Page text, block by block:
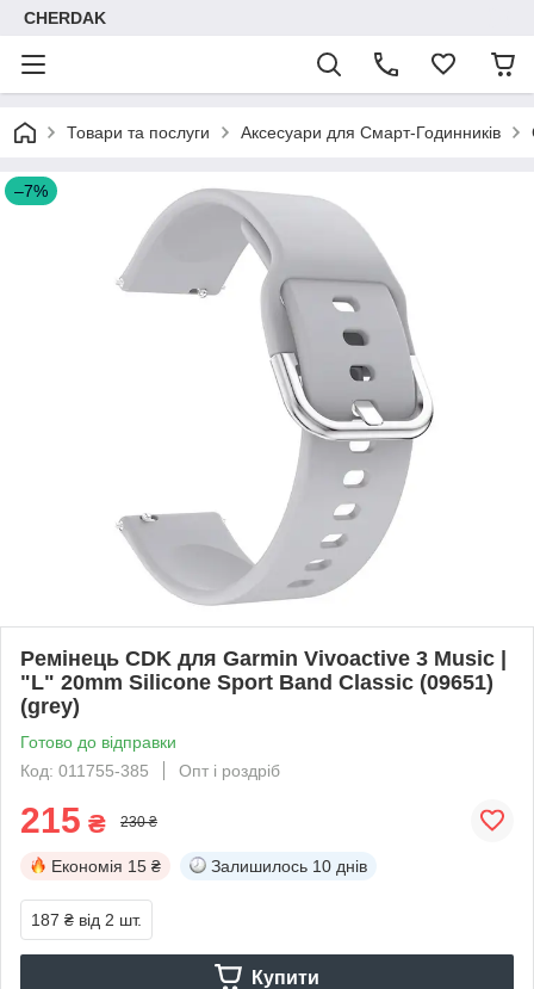
CHERDAK
Товари та послуги Аксесуари для Смарт-Годинників
–7%
Ремінець CDK для Garmin Vivoactive 3 Music |
"L" 20mm Silicone Sport Band Classic (09651)
(grey)
Готово до відправки
Код: 011755-385
Опт і роздріб
215 ₴ 230 ₴
Економія 15 ₴ Залишилось 10 днів
187 ₴ від 2 шт.
Купити